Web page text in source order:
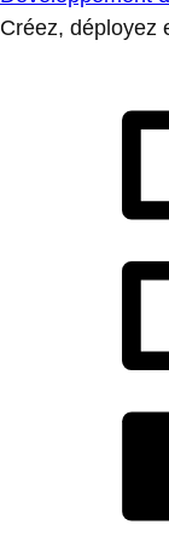
Créez, déployez